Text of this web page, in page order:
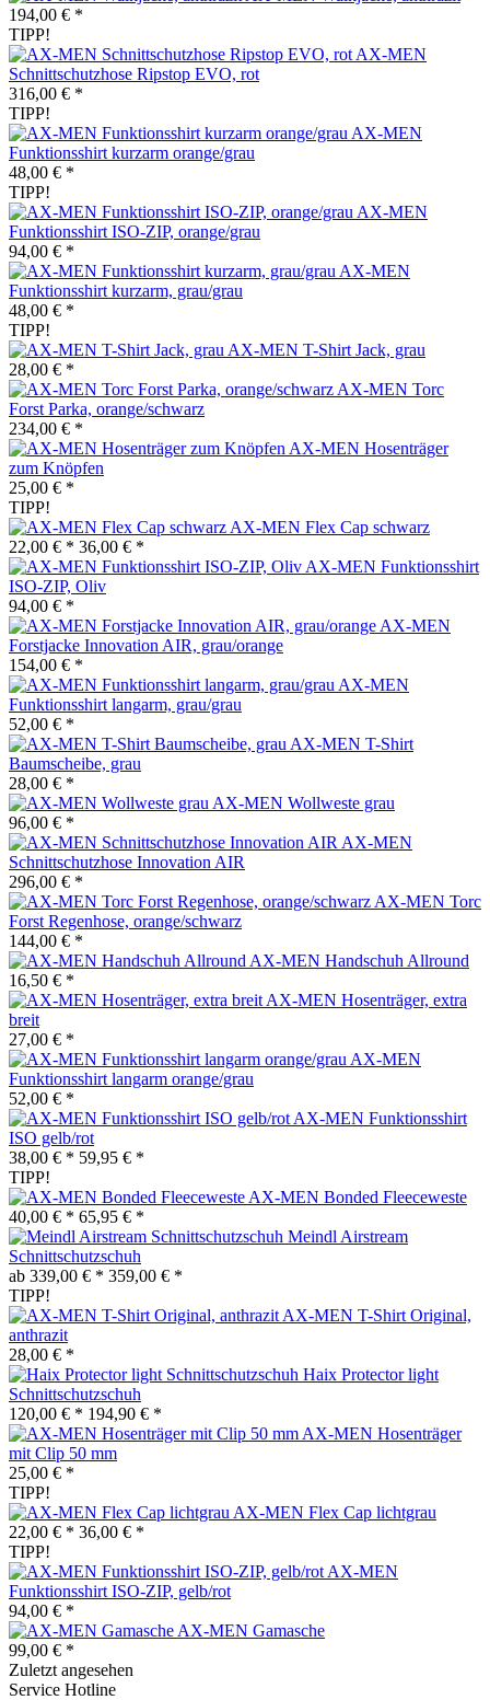
194,00 € *
TIPP!
AX-MEN
Schnittschutzhose Ripstop EVO, rot
316,00 € *
TIPP!
AX-MEN
Funktionsshirt kurzarm orange/grau
48,00 € *
TIPP!
AX-MEN
Funktionsshirt ISO-ZIP, orange/grau
94,00 € *
AX-MEN
Funktionsshirt kurzarm, grau/grau
48,00 € *
TIPP!
AX-MEN T-Shirt Jack, grau
28,00 € *
AX-MEN Torc
Forst Parka, orange/schwarz
234,00 € *
AX-MEN Hosenträger
zum Knöpfen
25,00 € *
TIPP!
AX-MEN Flex Cap schwarz
22,00 € * 36,00 € *
AX-MEN Funktionsshirt
ISO-ZIP, Oliv
94,00 € *
AX-MEN
Forstjacke Innovation AIR, grau/orange
154,00 € *
AX-MEN
Funktionsshirt langarm, grau/grau
52,00 € *
AX-MEN T-Shirt
Baumscheibe, grau
28,00 € *
AX-MEN Wollweste grau
96,00 € *
AX-MEN
Schnittschutzhose Innovation AIR
296,00 € *
AX-MEN Torc
Forst Regenhose, orange/schwarz
144,00 € *
AX-MEN Handschuh Allround
16,50 € *
AX-MEN Hosenträger, extra
breit
27,00 € *
AX-MEN
Funktionsshirt langarm orange/grau
52,00 € *
AX-MEN Funktionsshirt
ISO gelb/rot
38,00 € * 59,95 € *
TIPP!
AX-MEN Bonded Fleeceweste
40,00 € * 65,95 € *
Meindl Airstream
Schnittschutzschuh
ab 339,00 € * 359,00 € *
TIPP!
AX-MEN T-Shirt Original,
anthrazit
28,00 € *
Haix Protector light
Schnittschutzschuh
120,00 € * 194,90 € *
AX-MEN Hosenträger
mit Clip 50 mm
25,00 € *
TIPP!
AX-MEN Flex Cap lichtgrau
22,00 € * 36,00 € *
TIPP!
AX-MEN
Funktionsshirt ISO-ZIP, gelb/rot
94,00 € *
AX-MEN Gamasche
99,00 € *
Zuletzt angesehen
Service Hotline